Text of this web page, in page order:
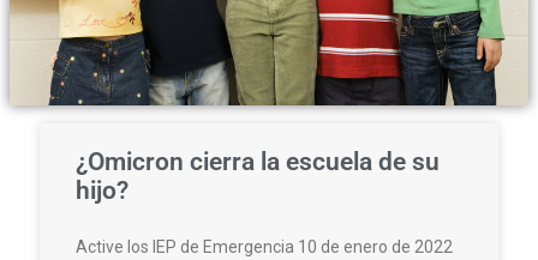
REPRESENTING CHILDREN WITH
SPECIAL EDUCATION NEEDS
THROUGHOUT CALIFORNIA AND
¿Omicron cierra la escuela de su
hijo?
Active los IEP de Emergencia 10 de enero de 2022